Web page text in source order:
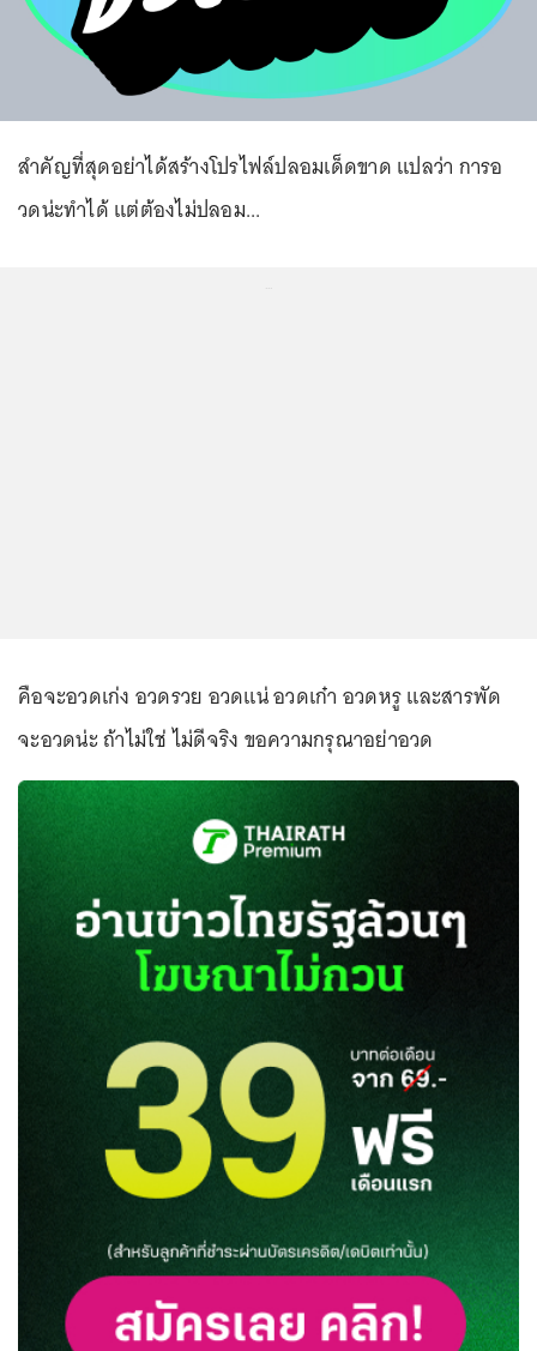
สำคัญที่สุดอย่าได้สร้างโปรไฟล์ปลอมเด็ดขาด แปลว่า การอ
วดน่ะทำได้ แต่ต้องไม่ปลอม...
คือจะอวดเก่ง อวดรวย อวดแน่ อวดเก๋า อวดหรู และสารพัด
จะอวดน่ะ ถ้าไม่ใช่ ไม่ดีจริง ขอความกรุณาอย่าอวด